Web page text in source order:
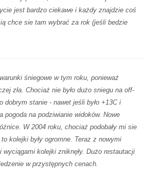
jest bardzo ciekawe i każdy znajdzie coś
chce sie tam wybrać za rok (jeśli bedzie
śniegowe w tym roku, ponieważ
zła. Chociaż nie było dużo sniegu na off-
dobrym stanie - nawet jeśli było +13C i
pogoda na podziwianie widoków. Nowe
W 2004 roku, chociaż podobały mi sie
kolejki były ogromne. Teraz z nowymi
kolejki zniknęły. Dużo restautacji
w przystępnych cenach.